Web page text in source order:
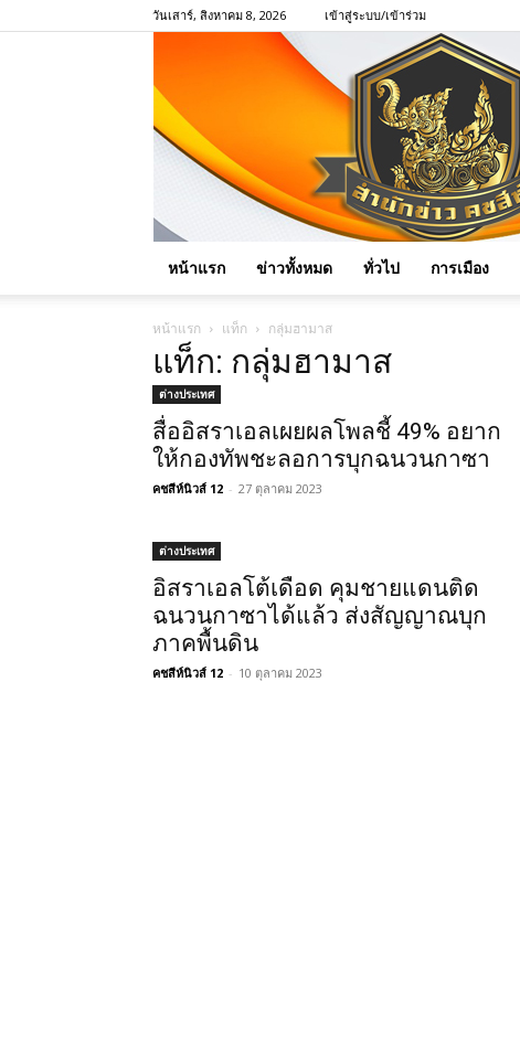
วันเสาร์, สิงหาคม 8, 2026 เข้าสู่ระบบ/เข้าร่วม
หน้าแรก ข่าวทั้งหมด ทั่วไป การเมือง
หน้าแรก แท็ก กลุ่มฮามาส
แท็ก: กลุ่มฮามาส
ต่างประเทศ
สื่ออิสราเอลเผยผลโพลชี้ 49% อยาก
ให้กองทัพชะลอการบุกฉนวนกาซา
คชสีห์นิวส์ 12 - 27 ตุลาคม 2023
ต่างประเทศ
อิสราเอลโต้เดือด คุมชายแดนติด
ฉนวนกาซาได้แล้ว ส่งสัญญาณบุก
ภาคพื้นดิน
คชสีห์นิวส์ 12 - 10 ตุลาคม 2023